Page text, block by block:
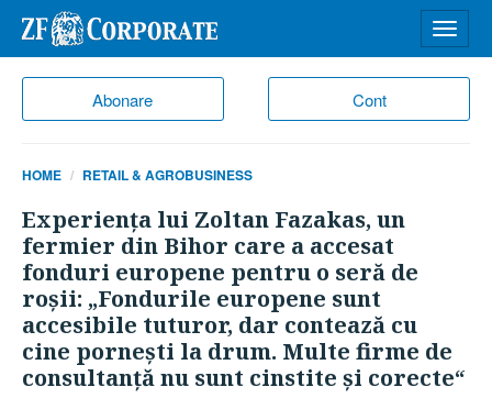
Abonare Cont
meniu
HOME RETAIL & AGROBUSINESS
Experienţa lui Zoltan Fazakas, un
fermier din Bihor care a accesat
fonduri europene pentru o seră de
roşii: „Fondurile europene sunt
accesibile tuturor, dar contează cu
cine porneşti la drum. Multe firme de
consultanţă nu sunt cinstite şi corecte“